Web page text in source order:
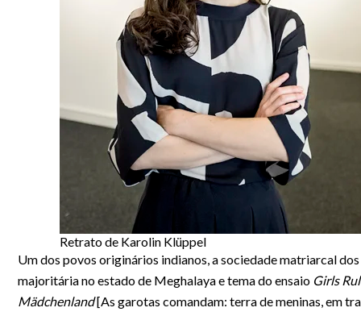
Retrato de Karolin Klüppel
Um dos povos originários indianos, a sociedade matriarcal dos
majoritária no estado de Meghalaya e tema do ensaio Girls
Mädchenland[As garotas comandam: terra de meninas, em